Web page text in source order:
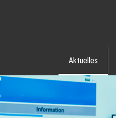
Aktuelles